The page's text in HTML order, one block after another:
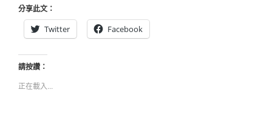
分享此文：
Twitter
Facebook
請按讚：
正在載入...